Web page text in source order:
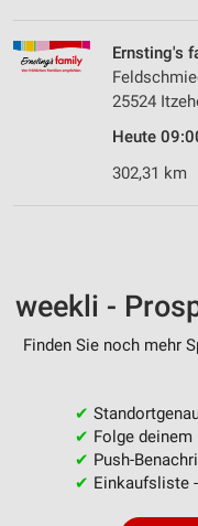
Ernsting's
25524
Heute
302,31 km
weekli -
Finden Sie noch mehr
✔
✔ Folge
✔ Push-
✔ Einkaufsliste